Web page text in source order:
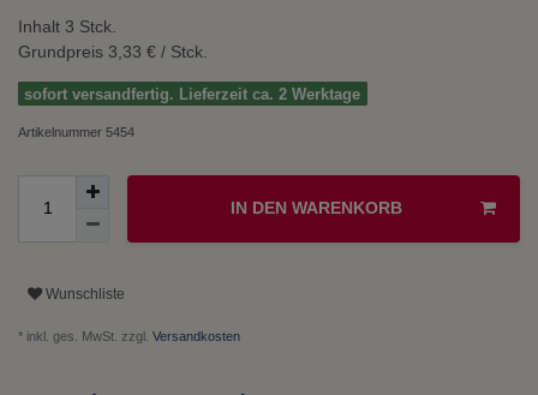
Inhalt 3 Stck.
Grundpreis 3,33 € / Stck.
sofort versandfertig. Lieferzeit ca. 2 Werktage
Artikelnummer 5454
IN DEN WARENKORB
Wunschliste
* inkl. ges. MwSt. zzgl. Versandkosten